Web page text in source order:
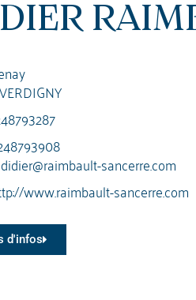
didier@raimbault-sancerre.com
www.raimbault-sancerre.com
d'infos